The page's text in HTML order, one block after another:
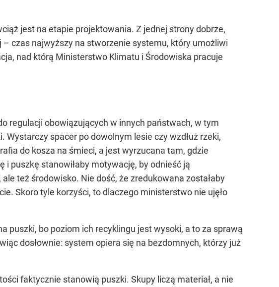
jest na etapie projektowania. Z jednej strony dobrze,
czas najwyższy na stworzenie systemu, który umożliwi
nad którą Ministerstwo Klimatu i Środowiska pracuje
regulacji obowiązujących w innych państwach, w tym
spacer po dowolnym lesie czy wzdłuż rzeki,
do kosza na śmieci, a jest wyrzucana tam, gdzie
i puszkę stanowiłaby motywację, by odnieść ją
też środowisko. Nie dość, że zredukowana zostałaby
Skoro tyle korzyści, to dlaczego ministerstwo nie ujęło
puszki, bo poziom ich recyklingu jest wysoki, a to za sprawą
dosłownie: system opiera się na bezdomnych, którzy już
faktycznie stanowią puszki. Skupy liczą materiał, a nie